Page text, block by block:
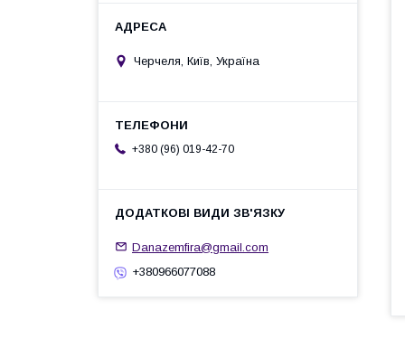
Черчеля, Київ, Україна
+380 (96) 019-42-70
Danazemfira@gmail.com
+380966077088